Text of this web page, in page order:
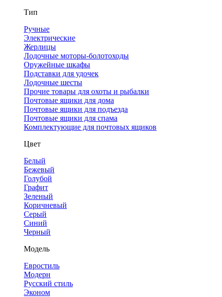
Тип
Ручные
Электрические
Жерлицы
Лодочные моторы-болотоходы
Оружейные шкафы
Подставки для удочек
Лодочные шесты
Прочие товары для охоты и рыбалки
Почтовые ящики для дома
Почтовые ящики для подъезда
Почтовые ящики для спама
Комплектующие для почтовых ящиков
Цвет
Белый
Бежевый
Голубой
Графит
Зеленый
Коричневый
Серый
Синий
Черный
Модель
Евростиль
Модерн
Русский стиль
Эконом